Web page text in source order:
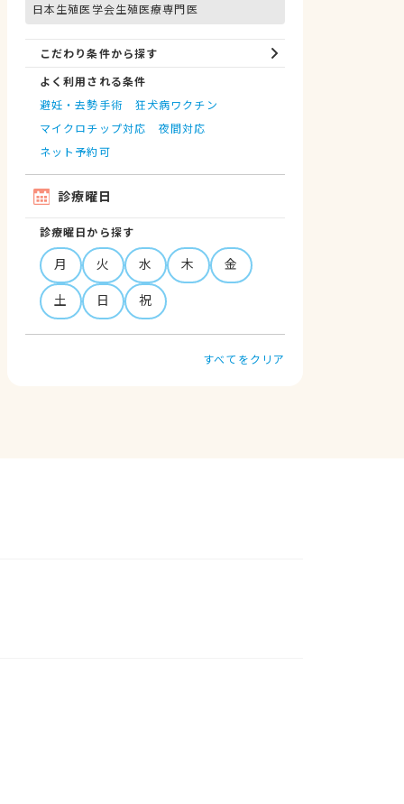
日本生殖医学会生殖医療専門医
こだわり条件から探す
よく利用される条件
避妊・去勢手術
狂犬病ワクチン
マイクロチップ対応
夜間対応
ネット予約可
診療曜日
診療曜日から探す
月 火 水 木
金
土
日 祝
すべてをクリア